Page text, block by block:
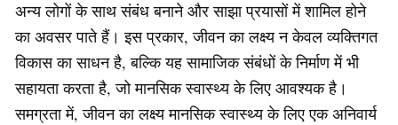
अन्य लोगों के साथ संबंध बनाने और साझा प्रयासों में शामिल होने
का अवसर पाते हैं। इस प्रकार, जीवन का लक्ष्य न केवल व्यक्तिगत
विकास का साधन है, बल्कि यह सामाजिक संबंधों के निर्माण में भी
सहायता करता है, जो मानसिक स्वास्थ्य के लिए आवश्यक है।
समग्रता में, जीवन का लक्ष्य मानसिक स्वास्थ्य के लिए एक अनिवार्य